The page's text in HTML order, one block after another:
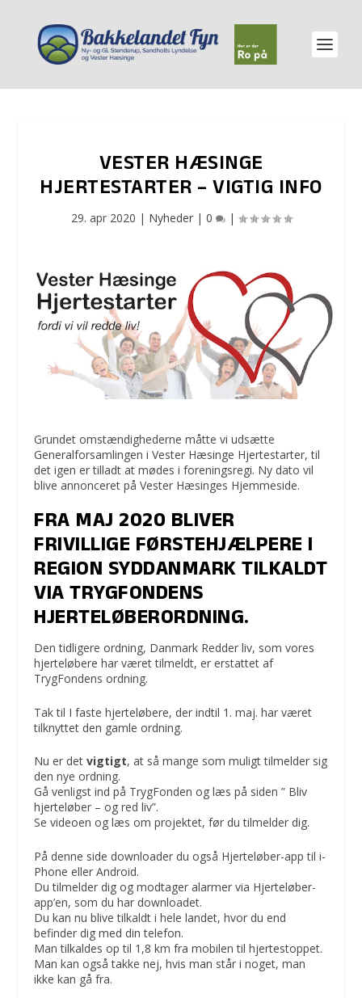
VESTER HÆSINGE
HJERTESTARTER – VIGTIG INFO
29. apr 2020 | Nyheder| 0 |
Grundet omstændighederne måtte vi udsætte
Generalforsamlingen i Vester Hæsinge Hjertestarter, til
det igen er tilladt at mødes i foreningsregi. Ny dato vil
blive annonceret på Vester Hæsinges Hjemmeside.
FRA MAJ 2020 BLIVER
FRIVILLIGE FØRSTEHJÆLPERE I
REGION SYDDANMARK TILKALDT
VIA TRYGFONDENS
HJERTELØBERORDNING.
Den tidligere ordning, Danmark Redder liv, som vores
hjerteløbere har været tilmeldt, er erstattet af
TrygFondens ordning.
Tak til I faste hjerteløbere, der indtil 1. maj. har været
tilknyttet den gamle ordning.
Nu er detvigtigt, at så mange som muligt tilmelder sig
den nye ordning.
Gå venligst ind på TrygFonden og læs på siden ” Bliv
hjerteløber – og red liv”.
Se videoen og læs om projektet, før du tilmelder dig.
På denne side downloader du også Hjerteløber-app til i-
Phone eller Android.
Du tilmelder dig og modtager alarmer via Hjerteløber-
app’en, som du har downloadet.
Du kan nu blive tilkaldt i hele landet, hvor du end
befinder dig med din telefon.
Man tilkaldes op til 1,8 km fra mobilen til hjertestoppet.
Man kan også takke nej, hvis man står i noget, man
ikke kan gå fra.